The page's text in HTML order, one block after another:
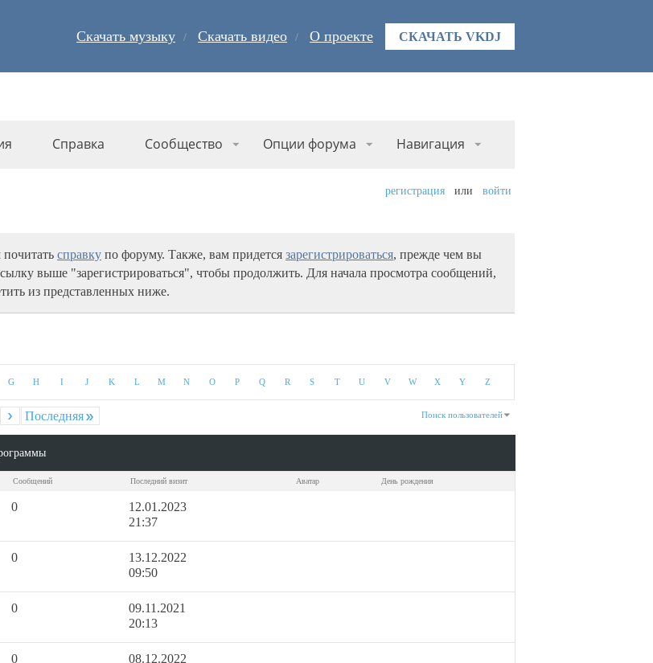
Скачать музыку Скачать видео О проекте СКАЧАТЬ VKDJ
Справка Сообщество Опции форума Навигация
регистрация или войти
справку по форуму. Также, вам придется зарегистрироваться, прежде чем вы
выше "зарегистрироваться", чтобы продолжить. Для начала просмотра сообщений,
из представленных ниже.
G H I J K L M N O P Q R S T U V W X Y Z
Последняя Поиск пользователей
Сообщений Последний визит Аватар День рождения
0
12.01.2023
21:37
0
13.12.2022
09:50
0
09.11.2021
20:13
0
08.12.2022